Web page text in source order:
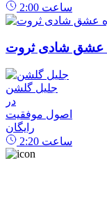
2:00 ساعت
عشق شادی ثروت
جلیل گلشن
در
اصول موفقیت
رایگان
2:20 ساعت